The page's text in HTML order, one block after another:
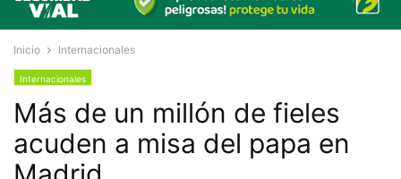
Inicio Internacionales
Internacionales
Más de un millón de fieles
acuden a misa del papa en